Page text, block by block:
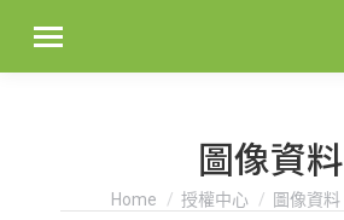
圖像資料
You are here:
Home 授權中心 圖像資料